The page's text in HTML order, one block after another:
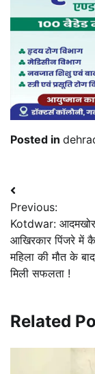
Posted in
Post
navigation
Previous:
Kotdwar:
आखिरकार पिंजरे में
महिला की मौत के
मिली सफलता !
Related